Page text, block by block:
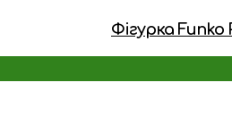
Фігурка Funko